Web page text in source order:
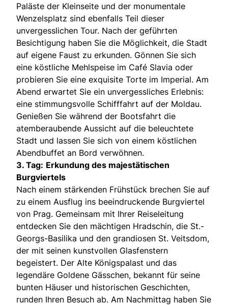
Paläste der Kleinseite und der monumentale
Wenzelsplatz sind ebenfalls Teil dieser
unvergesslichen Tour. Nach der geführten
Besichtigung haben Sie die Möglichkeit, die Stadt
auf eigene Faust zu erkunden. Gönnen Sie sich
eine köstliche Mehlspeise im Café Slavia oder
probieren Sie eine exquisite Torte im Imperial. Am
Abend erwartet Sie ein unvergessliches Erlebnis:
eine stimmungsvolle Schifffahrt auf der Moldau.
Genießen Sie während der Bootsfahrt die
atemberaubende Aussicht auf die beleuchtete
Stadt und lassen Sie sich von einem köstlichen
Abendbuffet an Bord verwöhnen.
3. Tag: Erkundung des majestätischen
Burgviertels
Nach einem stärkenden Frühstück brechen Sie auf
zu einem Ausflug ins beeindruckende Burgviertel
von Prag. Gemeinsam mit Ihrer Reiseleitung
entdecken Sie den mächtigen Hradschin, die St.-
Georgs-Basilika und den grandiosen St. Veitsdom,
der mit seinen kunstvollen Glasfenstern
begeistert. Der Alte Königspalast und das
legendäre Goldene Gässchen, bekannt für seine
bunten Häuser und historischen Geschichten,
runden Ihren Besuch ab. Am Nachmittag haben Sie